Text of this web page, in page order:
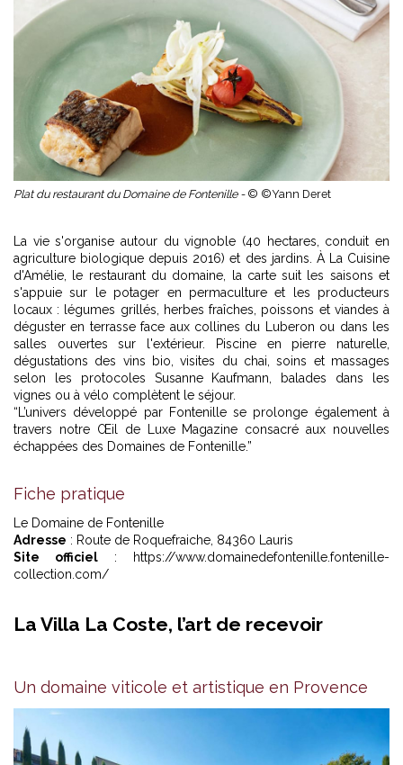
Plat du restaurant du Domaine de Fontenille - © ©Yann Deret
La vie s'organise autour du vignoble (40 hectares, conduit en
agriculture biologique depuis 2016) et des jardins. À La Cuisine
d'Amélie, le restaurant du domaine, la carte suit les saisons et
s'appuie sur le potager en permaculture et les producteurs
locaux : légumes grillés, herbes fraîches, poissons et viandes à
déguster en terrasse face aux collines du Luberon ou dans les
salles ouvertes sur l'extérieur. Piscine en pierre naturelle,
dégustations des vins bio, visites du chai, soins et massages
selon les protocoles Susanne Kaufmann, balades dans les
vignes ou à vélo complètent le séjour.
“L’univers développé par Fontenille se prolonge également à
travers notre Œil de Luxe Magazine consacré aux nouvelles
échappées des Domaines de Fontenille.”
Fiche pratique
Le Domaine de Fontenille
Adresse : Route de Roquefraiche, 84360 Lauris
Site officiel : https://www.domainedefontenille.fontenille-
collection.com/
La Villa La Coste, l’art de recevoir
Un domaine viticole et artistique en Provence